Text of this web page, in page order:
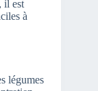
il est
à
légumes